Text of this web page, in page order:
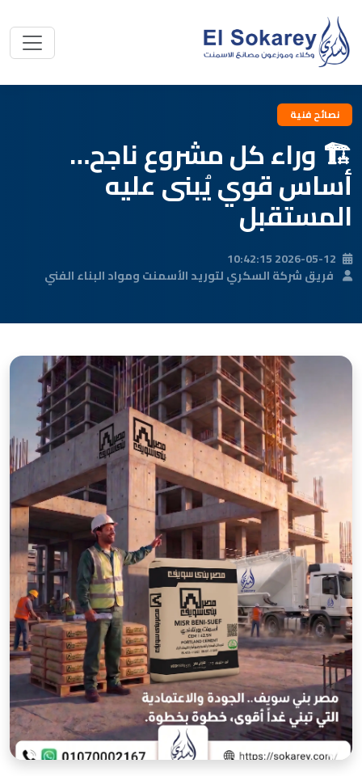
نصائح فنية
🏗️ وراء كل مشروع ناجح…
أساس قوي يُبنى عليه
المستقبل
2026-05-12 10:42:15
فريق شركة السكري لتوريد الأسمنت ومواد البناء الفني